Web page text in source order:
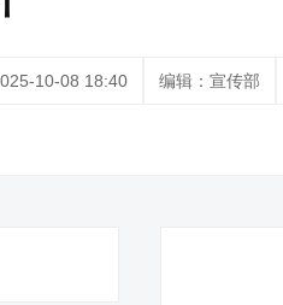
10-08 18:40 编辑：宣传部